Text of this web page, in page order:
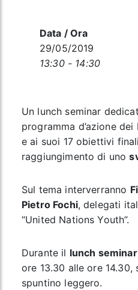
Data / Ora
29/05/2019
13:30 - 14:30
Un lunch seminar
programma d’azione dei
e ai suoi 17 obiettivi
raggiungimento di uno
Sul tema interverranno
Pietro Fochi, delegati
“United Nations Youth”.
Durante il lunch seminar
ore 13.30 alle ore
spuntino leggero.